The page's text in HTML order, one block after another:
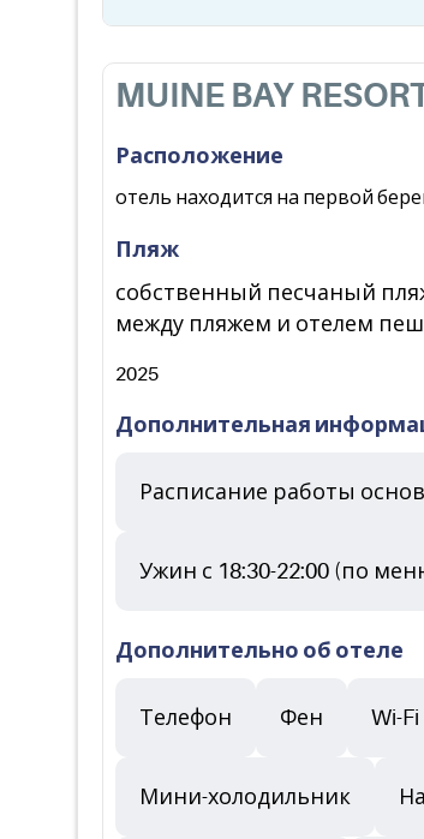
MUINE BAY
Расположение
отель находится на первой
Пляж
собственный песчаный
между пляжем и отелем
2025
Дополнительная
Расписание работы
Ужин с 18:30-22:00 (по
Дополнительно об отеле
Телефон Фен Wi-Fi
Мини-холодильник